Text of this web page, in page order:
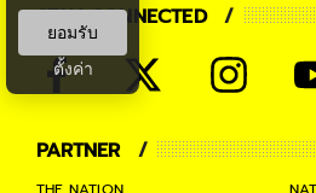
STAY CONNECTED
PARTNER
ยอมรับ
ตั้งค่า